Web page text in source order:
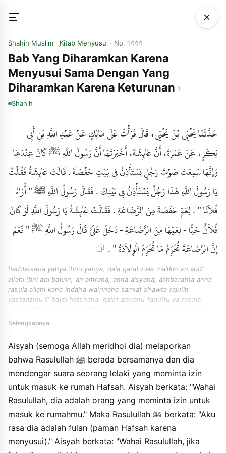
Shahih Muslim · Kitab Menyusui · No. 1444
Bab Yang Diharamkan Karena
Menyusui Sama Dengan Yang
Diharamkan Karena Keturunan
Shahih
حَدَّثَنَا يَحْيَى بْنُ يَحْيَى، قَالَ قَرَأْتُ عَلَى مَالِكٍ عَنْ عَبْدِ اللَّهِ بْنِ أَبِي
بَكْرٍ، عَنْ عَمْرَةَ، أَنَّ عَائِشَةَ، أَخْبَرَتْهَا أَنَّ رَسُولَ اللَّهِ ﷺ كَانَ عِنْدَهَا
وَإِنَّهَا سَمِعَتْ صَوْتَ رَجُلٍ يَسْتَأْذِنُ فِي بَيْتِ حَفْصَةَ . قَالَتْ عَائِشَةُ فَقُلْتُ
يَا رَسُولَ اللَّهِ هَذَا رَجُلٌ يَسْتَأْذِنُ فِي بَيْتِكَ . فَقَالَ رَسُولُ اللَّهِ ﷺ " أُرَاهُ
فُلاَنًا " . لِعَمِّ حَفْصَةَ مِنَ الرَّضَاعَةِ . فَقَالَتْ عَائِشَةُ يَا رَسُولَ اللَّهِ لَوْ كَانَ
فُلاَنٌ حَيًّا - لِعَمِّهَا مِنَ الرَّضَاعَةِ - دَخَلَ عَلَىَّ قَالَ رَسُولُ اللَّهِ ﷺ " نَعَمْ
إِنَّ الرَّضَاعَةَ تُحَرِّمُ مَا تُحَرِّمُ الْوِلاَدَةُ " .
haddatsana yahya ibnu yahya, qala qaratu ala malikin an abdi
allahi ibni abi bakrin, an amraha, anna aisyaha, akhbaratha anna
rasula allahi kana indaha wainnaha samiat shawta rajulin
yastadzinu fi bayti hafshaha. qalat aisyahu faqultu ya rasula
urahu fulanan ". liammi hafshaha mina arradhaahi. faqalat
arradhaaha tuharrimu ma tuharrimu alwiladahu ".
Selengkapnya
Aisyah (semoga Allah meridhoi dia) melaporkan
bahwa Rasulullah ﷺ berada bersamanya dan dia
mendengar suara seorang lelaki yang meminta izin
untuk masuk ke rumah Hafsah. Aisyah berkata: "Wahai
Rasulullah, dia adalah orang yang meminta izin untuk
masuk ke rumahmu." Maka Rasulullah ﷺ berkata: "Aku
rasa dia adalah fulan (paman Hafsah karena
menyusui)." Aisyah berkata: "Wahai Rasulullah, jika